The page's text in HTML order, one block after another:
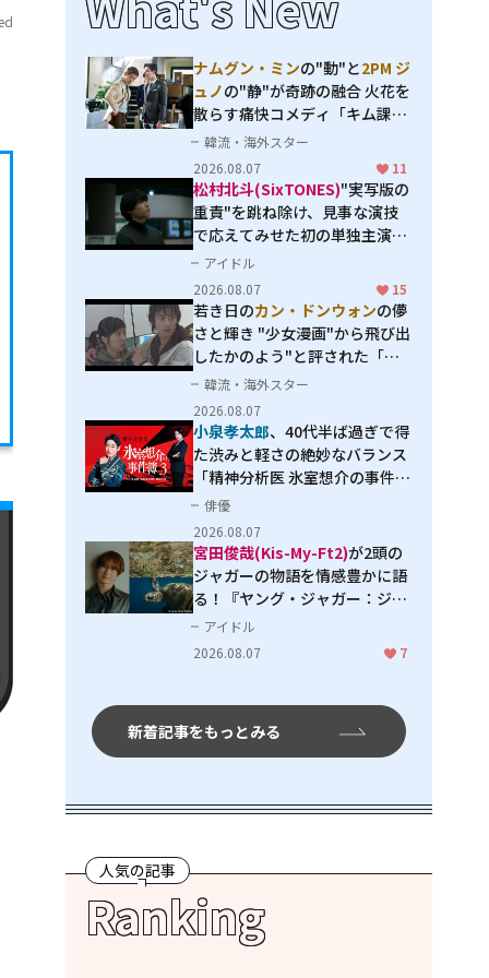
ナムグン・ミンの"動"と2PM ジ
ュノの"静"が奇跡の融合 火花を
散らす痛快コメディ「キム課長
とソ理事～Bravo! Your Life
～」
韓流・海外スター
2026.08.07
11
松村北斗(SixTONES)"実写版の
重責"を跳ね除け、見事な演技
で応えてみせた初の単独主演映
画「秒速5センチメートル」
アイドル
2026.08.07
15
若き日のカン・ドンウォンの儚
さと輝き "少女漫画"から飛び出
したかのよう"と評された「オ
オカミの誘惑」
韓流・海外スター
2026.08.07
小泉孝太郎、40代半ば過ぎで得
た渋みと軽さの絶妙なバランス
「精神分析医 氷室想介の事件簿
３」で見せる進化
俳優
2026.08.07
宮田俊哉(Kis-My-Ft2)が2頭の
ジャガーの物語を情感豊かに語
る！『ヤング・ジャガー：ジャ
ングル王への道』『ジャガーと
ウミガメの物語：熱帯林の守護
アイドル
2026.08.07
7
新着記事をもっとみる
人気の記事
Ranking